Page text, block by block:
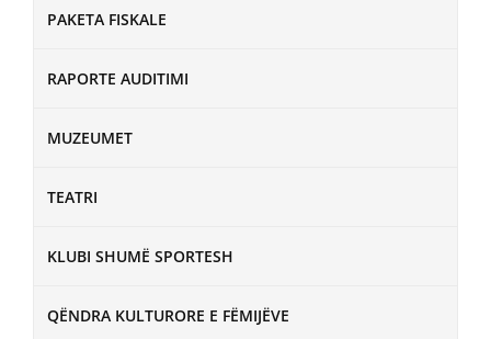
PAKETA FISKALE
RAPORTE AUDITIMI
MUZEUMET
TEATRI
KLUBI SHUMË SPORTESH
QËNDRA KULTURORE E FËMIJËVE